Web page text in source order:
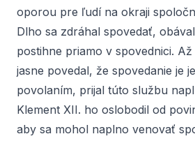
oporou pre ľudí na okraji
Dlho sa zdráhal spovedať,
postihne priamo v spovednici.
jasne povedal, že spovedanie je
povolaním, prijal túto službu
Klement XII. ho oslobodil od
aby sa mohol naplno venovať